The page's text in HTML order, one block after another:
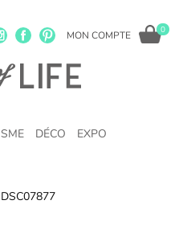
MON COMPTE 0
DÉCO EXPO
DSC07877